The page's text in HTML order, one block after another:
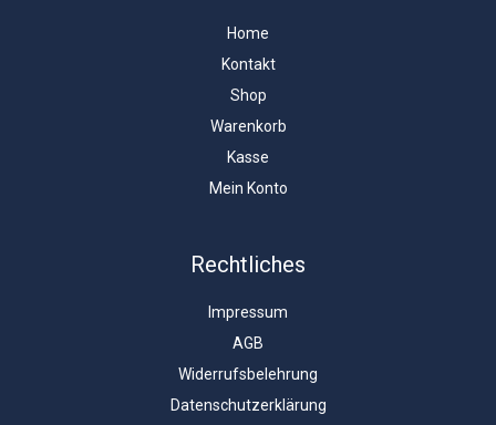
Home
Kontakt
Shop
Warenkorb
Kasse
Mein Konto
Rechtliches
Impressum
AGB
Widerrufsbelehrung
Datenschutzerklärung